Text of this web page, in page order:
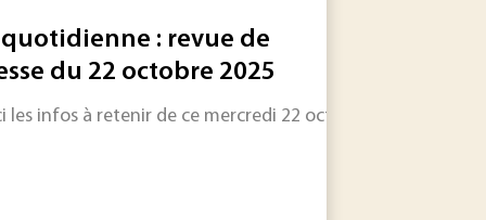
au Réseau National des Ecoles Doctorales -
matériaux de construction ? Des chercheurs ont mis
quotidienne : revue de
du 22 octobre 2025
les infos à retenir de ce mercredi 22 octobre : une